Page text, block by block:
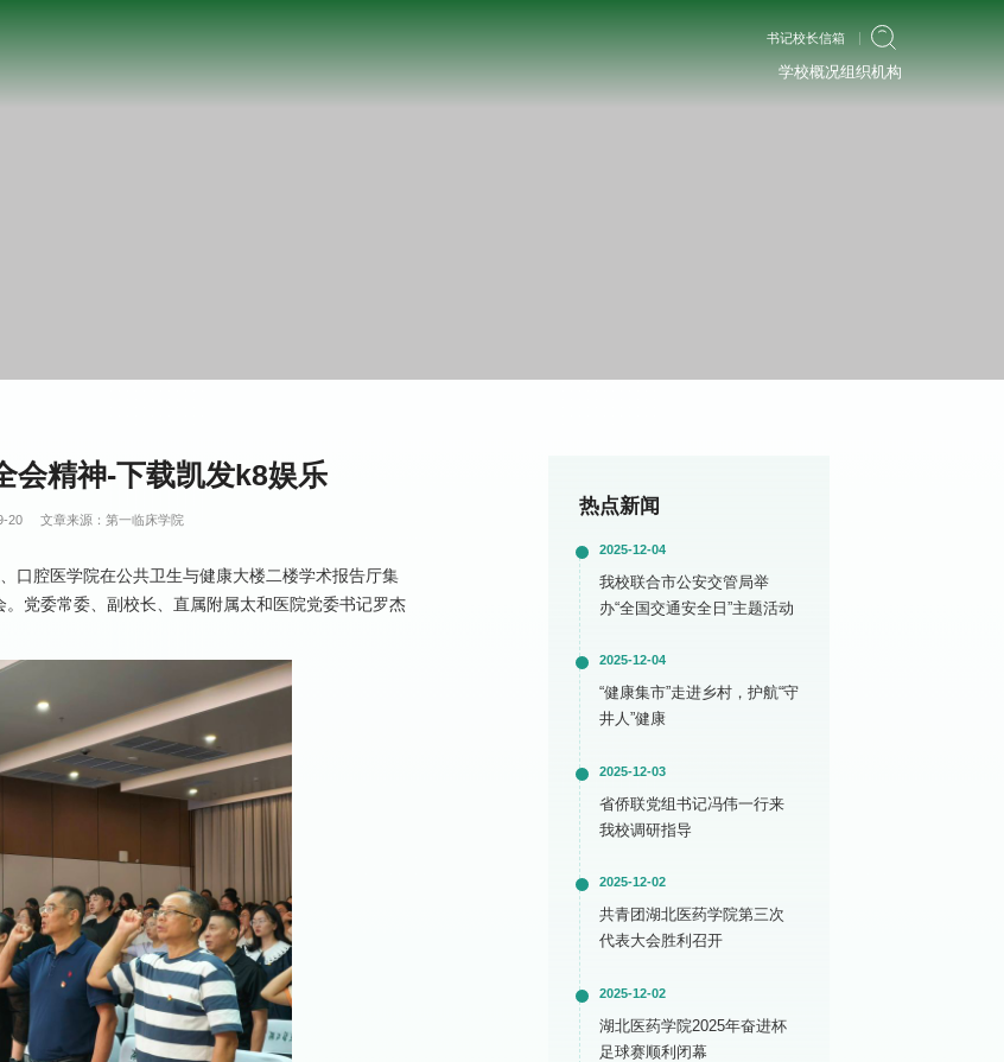
书记校长信箱
学校概况组织机构
会精神-下载凯发k8娱乐
20 文章来源：第一临床学院
口腔医学院在公共卫生与健康大楼二楼学术报告厅集
党委常委、副校长、直属附属太和医院党委书记罗杰
热点新闻
2025-12-04
我校联合市公安交管局举
办“全国交通安全日”主题活动
2025-12-04
“健康集市”走进乡村，护航“守
井人”健康
2025-12-03
省侨联党组书记冯伟一行来
我校调研指导
2025-12-02
共青团湖北医药学院第三次
代表大会胜利召开
2025-12-02
湖北医药学院2025年奋进杯
足球赛顺利闭幕